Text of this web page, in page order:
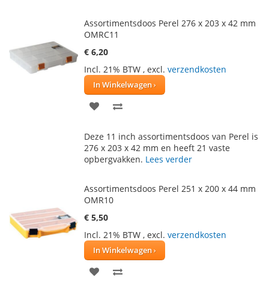
Assortimentsdoos Perel 276 x 203 x 42 mm
OMRC11
€ 6,20
Incl. 21% BTW , excl. verzendkosten
In Winkelwagen
VOEG
AAN
VERLANGLIJST
TE
Deze 11 inch assortimentsdoos van Perel is
276 x 203 x 42 mm en heeft 21 vaste
opbergvakken. Lees verder
Assortimentsdoos Perel 251 x 200 x 44 mm
OMR10
€ 5,50
Incl. 21% BTW , excl. verzendkosten
In Winkelwagen
VOEG